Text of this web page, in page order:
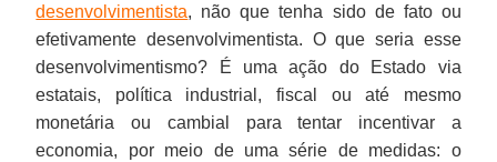
desenvolvimentista, não que tenha sido de fato ou
efetivamente desenvolvimentista. O que seria esse
desenvolvimentismo? É uma ação do Estado via
estatais, política industrial, fiscal ou até mesmo
monetária ou cambial para tentar incentivar a
economia, por meio de uma série de medidas: o